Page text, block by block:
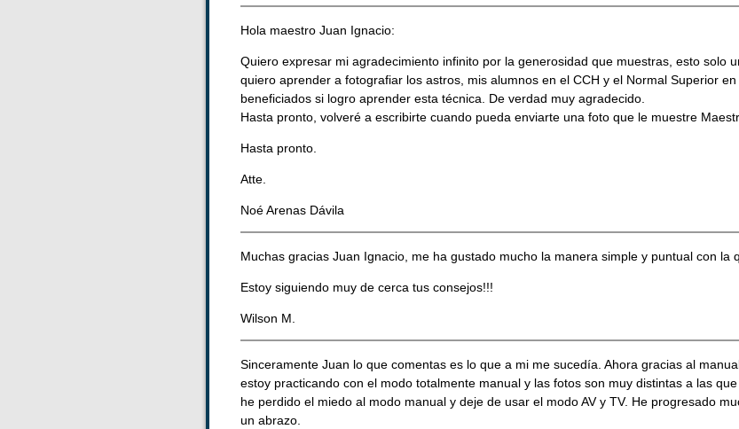
Hola maestro Juan Ignacio:
Quiero expresar mi agradecimiento infinito por la generosidad que muestras, esto solo
quiero aprender a fotografiar los astros, mis alumnos en el CCH y el Normal Superior
beneficiados si logro aprender esta técnica. De verdad muy agradecido.
Hasta pronto, volveré a escribirte cuando pueda enviarte una foto que le muestre
Hasta pronto.
Atte.
Noé Arenas Dávila
Muchas gracias Juan Ignacio, me ha gustado mucho la manera simple y puntual con la
Estoy siguiendo muy de cerca tus consejos!!!
Wilson M.
Sinceramente Juan lo que comentas es lo que a mi me sucedía. Ahora gracias al
estoy practicando con el modo totalmente manual y las fotos son muy distintas a las
he perdido el miedo al modo manual y deje de usar el modo AV y TV. He progresado
un abrazo.